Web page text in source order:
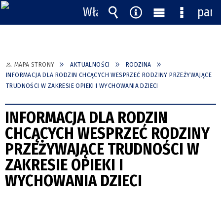
MAPA STRONY AKTUALNOŚCI
RODZINA
INFORMACJA DLA RODZIN CHCĄCYCH WESPRZEĆ RODZINY PRZEŻYWAJĄCE
TRUDNOŚCI W ZAKRESIE OPIEKI I WYCHOWANIA DZIECI
INFORMACJA DLA RODZIN
CHCĄCYCH WESPRZEĆ RODZINY
PRZEŻYWAJĄCE TRUDNOŚCI W
ZAKRESIE OPIEKI I
WYCHOWANIA DZIECI
Włącz
powiadomienia
Wyszukiwarka
Narzędzia
MenuMenu